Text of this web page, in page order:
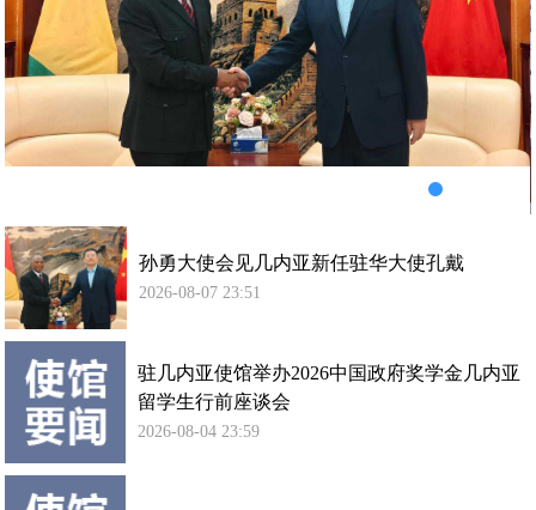
亚
新
任
驻
华
大
戴
孙勇大使会见几内亚新任驻华大使孔戴
2026-08-07 23:51
驻几内亚使馆举办2026中国政府奖学金几内亚
留学生行前座谈会
2026-08-04 23:59